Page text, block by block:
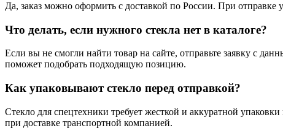
Да, заказ можно оформить с доставкой по России. При отправке
Что делать, если нужного стекла нет в каталоге?
Если вы не смогли найти товар на сайте, отправьте заявку с
поможет подобрать подходящую позицию.
Как упаковывают стекло перед отправкой?
Стекло для спецтехники требует жесткой и аккуратной
при доставке транспортной компанией.